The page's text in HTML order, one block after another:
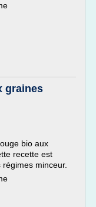
graines
bio aux
recette est
minceur.